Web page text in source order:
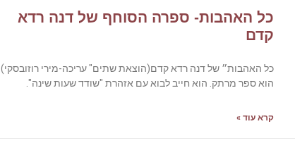
כל האהבות- ספרה הסוחף של דנה רדא
קדם
כל האהבות״ של דנה רדא קדם(הוצאת שתים" עריכה-מירי רוזובסקי)
הוא ספר מרתק. הוא חייב לבוא עם אזהרת "שודד שעות שינה".
קרא עוד »